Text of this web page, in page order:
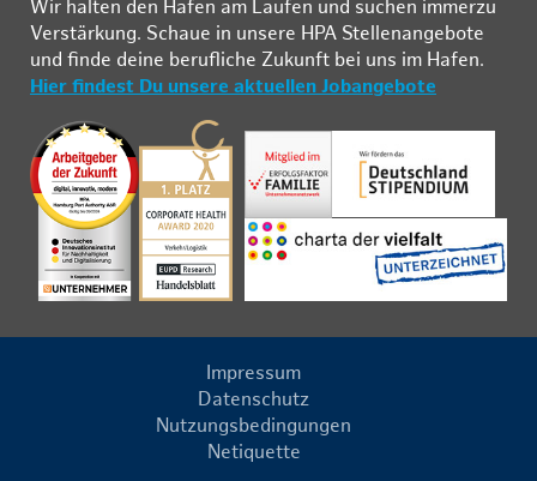
Wir hal­ten den Ha­fen am Lau­fen und su­chen im­mer­zu
Ver­stär­kung. Schau­e in un­se­re HPA Stel­len­an­ge­bo­te
und fin­de deine be­ruf­li­che Zu­kunft bei uns im Ha­fen.
Hier findest Du unsere aktuellen Jobangebote
Impressum
Datenschutz
Nutzungsbedingungen
Netiquette